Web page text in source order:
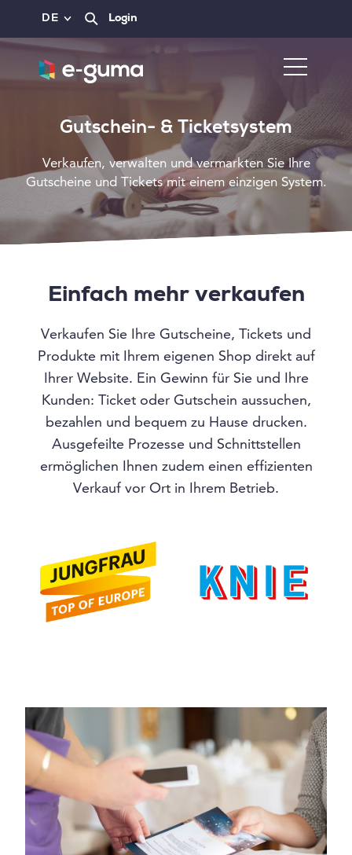
DE Login
Gutschein- & Ticketsystem
Verkaufen, verwalten und vermarkten Sie Ihre
Gutscheine und Tickets mit einem einzigen System.
Einfach mehr verkaufen
Verkaufen Sie Ihre Gutscheine, Tickets und
Produkte mit Ihrem eigenen Shop direkt auf
Ihrer Website. Ein Gewinn für Sie und Ihre
Kunden: Ticket oder Gutschein aussuchen,
bezahlen und bequem zu Hause drucken.
Ausgefeilte Prozesse und Schnittstellen
ermöglichen Ihnen zudem einen effizienten
Verkauf vor Ort in Ihrem Betrieb.